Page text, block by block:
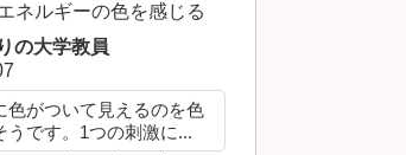
ネルギーの色を感じる
の大学教員
色がついて見えるのを色
うです。1つの刺激に...